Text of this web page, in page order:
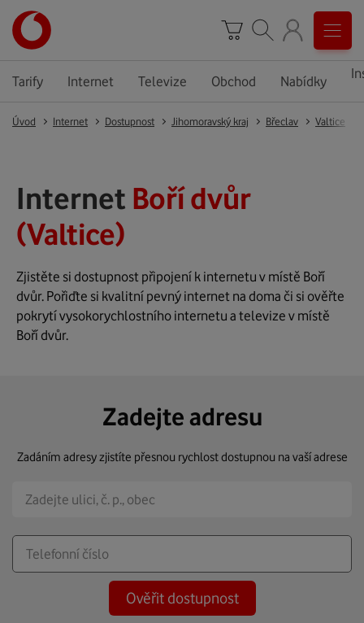
Tarify Internet Televize Obchod Nabídky
Úvod Internet Dostupnost Jihomoravský kraj Břeclav Valtice
Internet Boří dvůr
(Valtice)
Zjistěte si dostupnost připojení k internetu v místě Boří
dvůr. Pořiďte si kvalitní pevný internet na doma či si ověřte
pokrytí vysokorychlostního internetu a televize v místě
Boří dvůr.
Zadejte adresu
Zadáním adresy zjistíte přesnou rychlost dostupnou na vaší adrese
Ověřit dostupnost